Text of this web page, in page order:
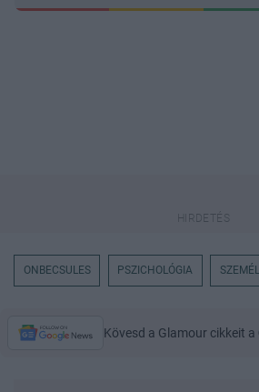
ONBECSULES PSZICHOLÓGIA
Kövesd a Glamour cikkeit a